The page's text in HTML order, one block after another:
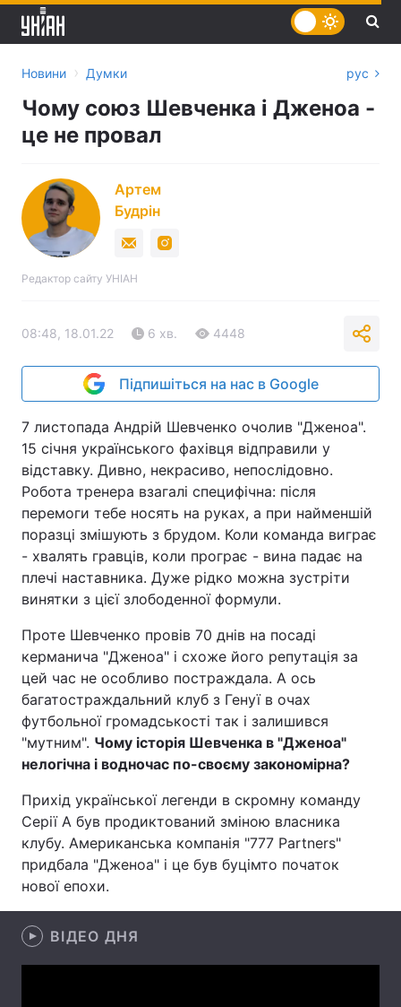
Головна
Новини › Думки рус
Чому союз Шевченка і Дженоа -
це не провал
Артем
Будрін
Редактор сайту УНІАН
08:48, 18.01.22 6 хв. 4448
Підпишіться на нас в Google
7 листопада Андрій Шевченко очолив "Дженоа".
15 січня українського фахівця відправили у
відставку. Дивно, некрасиво, непослідовно.
Робота тренера взагалі специфічна: після
перемоги тебе носять на руках, а при найменшій
поразці змішують з брудом. Коли команда виграє
- хвалять гравців, коли програє - вина падає на
плечі наставника. Дуже рідко можна зустріти
винятки з цієї злободенної формули.
Проте Шевченко провів 70 днів на посаді
керманича "Дженоа" і схоже його репутація за
цей час не особливо постраждала. А ось
багатостраждальний клуб з Генуї в очах
футбольної громадськості так і залишився
"мутним". Чому історія Шевченка в "Дженоа"
нелогічна і водночас по-своєму закономірна?
Прихід української легенди в скромну команду
Серії А був продиктований зміною власника
клубу. Американська компанія "777 Partners"
придбала "Дженоа" і це був буцімто початок
нової епохи.
ВІДЕО ДНЯ